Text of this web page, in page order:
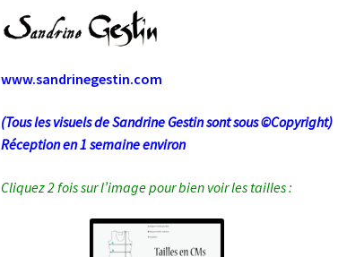
www.sandrinegestin.com
(Tous les visuels de Sandrine Gestin sont sous ©Copyright)
Réception en 1 semaine environ
Cliquez 2 fois sur l’image pour bien voir les tailles :